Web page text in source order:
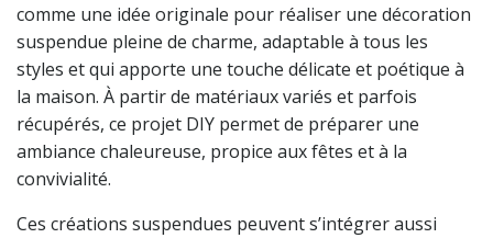
comme une idée originale pour réaliser une décoration
suspendue pleine de charme, adaptable à tous les
styles et qui apporte une touche délicate et poétique à
la maison. À partir de matériaux variés et parfois
récupérés, ce projet DIY permet de préparer une
ambiance chaleureuse, propice aux fêtes et à la
convivialité.
Ces créations suspendues peuvent s’intégrer aussi